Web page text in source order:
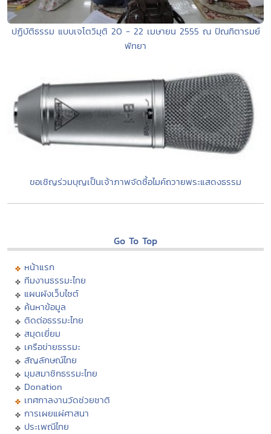
ปฏิบัติธรรม แบบเจโตวิมุติ 20 - 22 เมษายน 2555 ณ ปัณฑิตารมย์
พัทยา
ขอเชิญร่วมบุญเป็นเจ้าภาพจัดซื้อไมค์ถวายพระแสดงธรรม
Go To Top
หน้าแรก
ทีมงานธรรมะไทย
แผนผังเว็บไซต์
ค้นหาข้อมูล
ติดต่อธรรมะไทย
สมุดเยี่ยม
เครือข่ายธรรมะ
สัญลักษณ์ไทย
มุมสมาชิกธรรมะไทย
Donation
เทศกาลงานวัดช่วยชาติ
การเผยแผ่ศาสนา
ประเพณีไทย